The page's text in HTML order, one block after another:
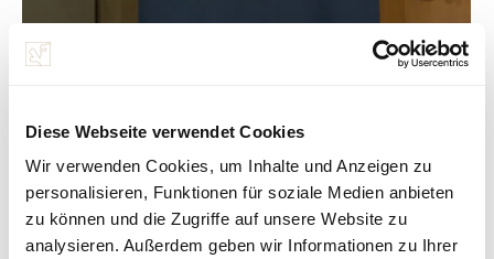
Diese Webseite verwendet Cookies
Wir verwenden Cookies, um Inhalte und Anzeigen zu
personalisieren, Funktionen für soziale Medien anbieten
zu können und die Zugriffe auf unsere Website zu
analysieren. Außerdem geben wir Informationen zu Ihrer